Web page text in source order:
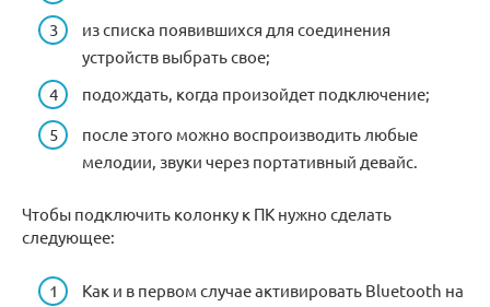
из списка появившихся для соединения
устройств выбрать свое;
подождать, когда произойдет подключение;
после этого можно воспроизводить любые
мелодии, звуки через портативный девайс.
Чтобы подключить колонку к ПК нужно сделать
следующее:
Как и в первом случае активировать Bluetooth на